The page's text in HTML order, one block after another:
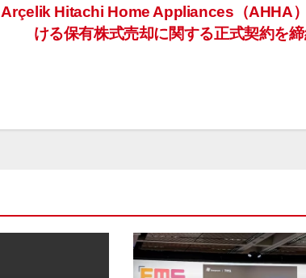
Arçelik Hitachi Home Appliances（AHHA
ける保有株式売却に関する正式契約を